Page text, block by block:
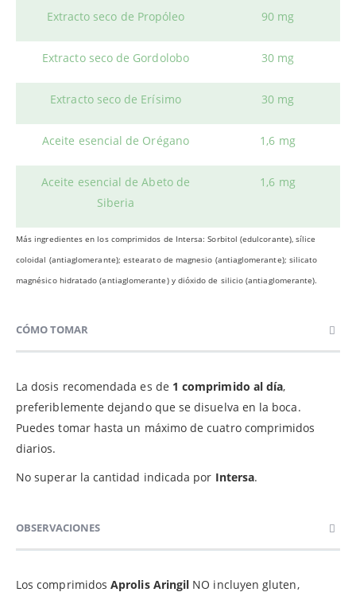
Extracto seco de Propóleo 90 mg
Extracto seco de Gordolobo 30 mg
Extracto seco de Erísimo 30 mg
Aceite esencial de Orégano 1,6 mg
Aceite esencial de Abeto de
Siberia
1,6 mg
Más ingredientes en los comprimidos de Intersa: Sorbitol (edulcorante), sílice
coloidal (antiaglomerante); estearato de magnesio (antiaglomerante); silicato
magnésico hidratado (antiaglomerante) y dióxido de silicio (antiaglomerante).
CÓMO TOMAR
La dosis recomendada es de 1 comprimido al día,
preferiblemente dejando que se disuelva en la boca.
Puedes tomar hasta un máximo de cuatro comprimidos
diarios.
No superar la cantidad indicada por Intersa.
OBSERVACIONES
Los comprimidosAprolis Aringil NO incluyen gluten,